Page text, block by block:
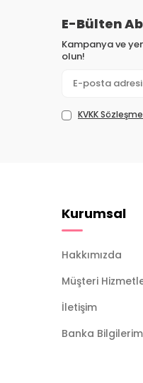
E-Bülten
Kampanya ve
olun!
KVKK
Kurumsal
Hakkımızda
Müşteri
İletişim
Banka